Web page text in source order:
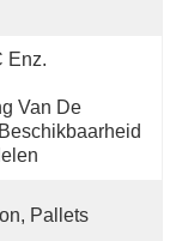
Enz.
Van De
Pallets